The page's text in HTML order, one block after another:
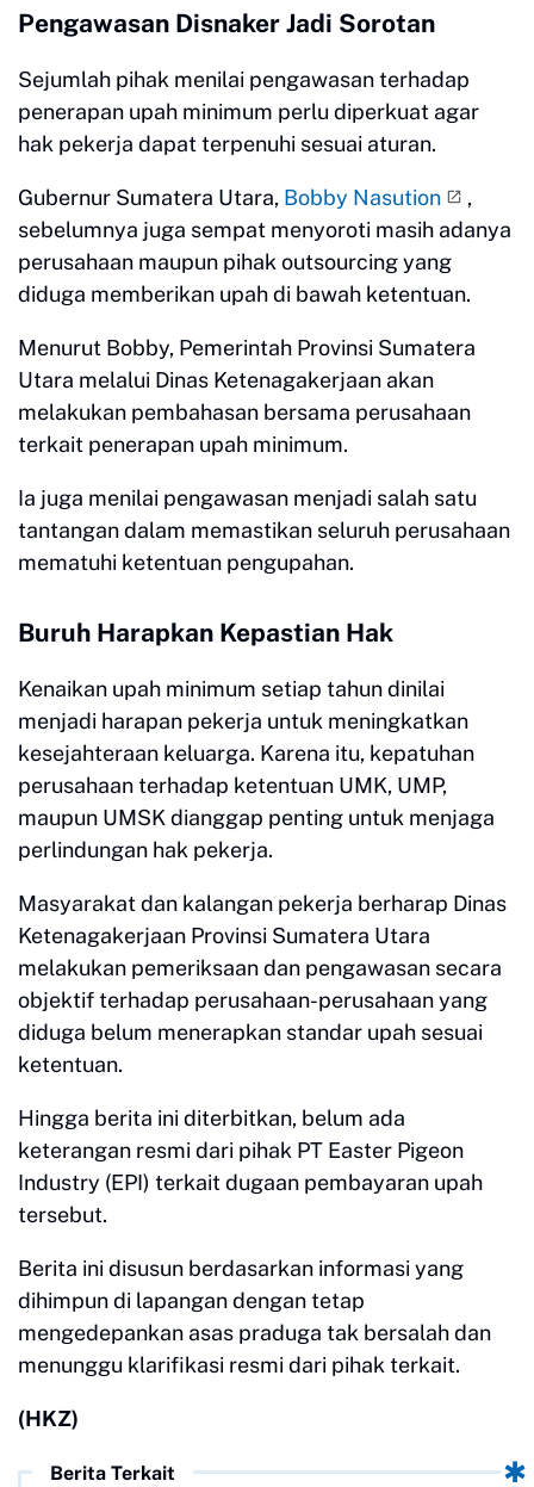
Pengawasan Disnaker Jadi Sorotan
Sejumlah pihak menilai pengawasan terhadap
penerapan upah minimum perlu diperkuat agar
hak pekerja dapat terpenuhi sesuai aturan.
Gubernur Sumatera Utara, Bobby Nasution
,
sebelumnya juga sempat menyoroti masih adanya
perusahaan maupun pihak outsourcing yang
diduga memberikan upah di bawah ketentuan.
Menurut Bobby, Pemerintah Provinsi Sumatera
Utara melalui Dinas Ketenagakerjaan akan
melakukan pembahasan bersama perusahaan
terkait penerapan upah minimum.
Ia juga menilai pengawasan menjadi salah satu
tantangan dalam memastikan seluruh perusahaan
mematuhi ketentuan pengupahan.
Buruh Harapkan Kepastian Hak
Kenaikan upah minimum setiap tahun dinilai
menjadi harapan pekerja untuk meningkatkan
kesejahteraan keluarga. Karena itu, kepatuhan
perusahaan terhadap ketentuan UMK, UMP,
maupun UMSK dianggap penting untuk menjaga
perlindungan hak pekerja.
Masyarakat dan kalangan pekerja berharap Dinas
Ketenagakerjaan Provinsi Sumatera Utara
melakukan pemeriksaan dan pengawasan secara
objektif terhadap perusahaan-perusahaan yang
diduga belum menerapkan standar upah sesuai
ketentuan.
Hingga berita ini diterbitkan, belum ada
keterangan resmi dari pihak PT Easter Pigeon
Industry (EPI) terkait dugaan pembayaran upah
tersebut.
Berita ini disusun berdasarkan informasi yang
dihimpun di lapangan dengan tetap
mengedepankan asas praduga tak bersalah dan
menunggu klarifikasi resmi dari pihak terkait.
(HKZ)
Berita Terkait